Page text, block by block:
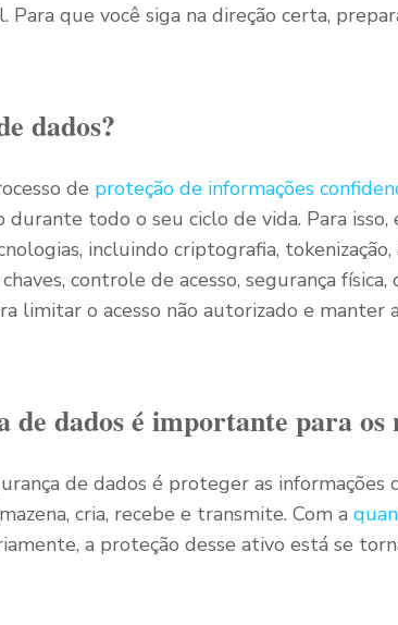
Para que você siga na direção certa,
dados?
de proteção de informações
durante todo o seu ciclo de vida. Para
incluindo criptografia,
controle de acesso, segurança
limitar o acesso não autorizado e manter
de dados é importante para os
de dados é proteger as informações
cria, recebe e transmite. Com a
a proteção desse ativo está se